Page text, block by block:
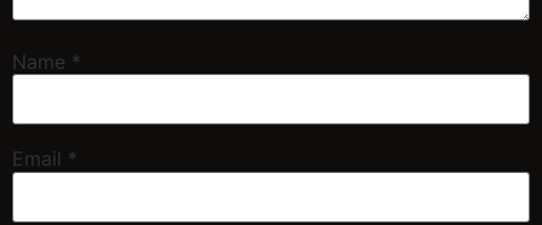
Name *
Email *